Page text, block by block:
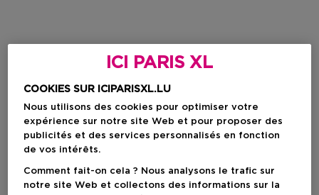
ICI PARIS XL
COOKIES SUR ICIPARISXL.LU
Nous utilisons des cookies pour optimiser votre
expérience sur notre site Web et pour proposer des
publicités et des services personnalisés en fonction
de vos intérêts.
Comment fait-on cela ? Nous analysons le trafic sur
notre site Web et collectons des informations sur la